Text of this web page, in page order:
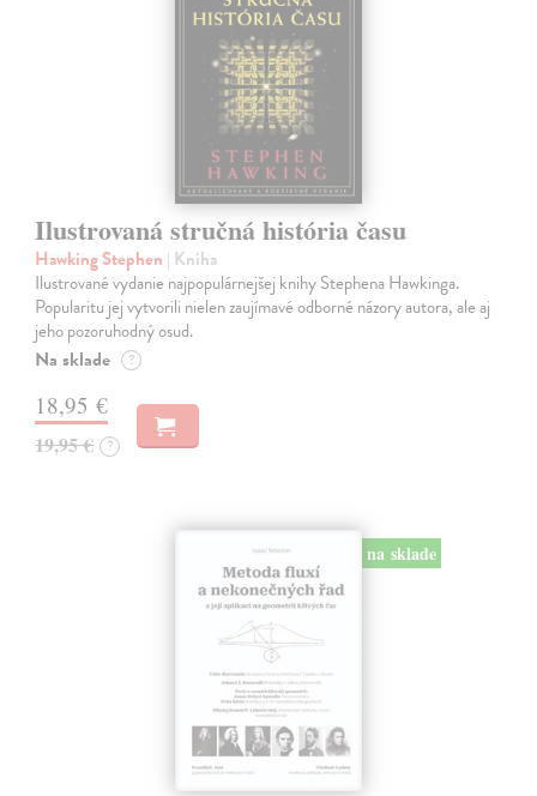
Ilustrovaná stručná história času
Hawking Stephen | Kniha
Ilustrované vydanie najpopulárnejšej knihy Stephena Hawkinga.
Popularitu jej vytvorili nielen zaujímavé odborné názory autora, ale aj
jeho pozoruhodný osud.
Na sklade ?
18,95 €
19,95 € ?
na sklade